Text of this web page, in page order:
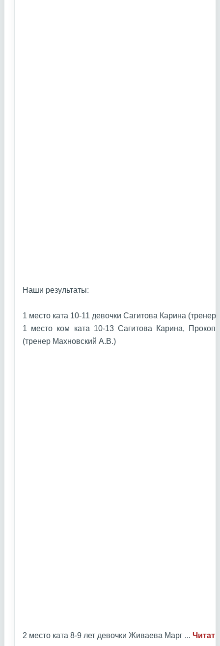
Наши результаты:
1 место ката 10-11 девочки Сагитова Карина
1 место ком ката 10-13 Сагитова Карина,
(тренер Махновский А.В.)
2 место ката 8-9 лет девочки Живаева Марг ...